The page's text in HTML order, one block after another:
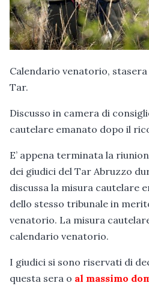
Calendario venatorio, stasera
Tar.
Discusso in camera di
cautelare emanato dopo il
E’ appena terminata la
dei giudici del Tar Abruzzo
discussa la misura cautelare
dello stesso tribunale in
venatorio. La misura
calendario venatorio.
I giudici si sono riservati di
questa sera o al massimo